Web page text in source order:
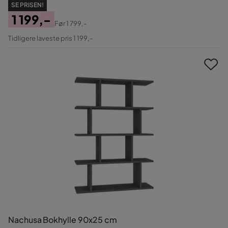
SE PRISEN!
Pris
1 199,-
Original
Før1 799,-
Tidligere laveste pris 1 199,-
Nachusa Bokhylle 90x25 cm